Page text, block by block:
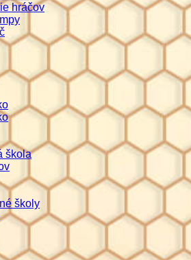
hráčov
škola
školy